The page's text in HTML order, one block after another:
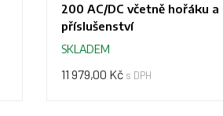
200 AC/DC včetně hořáku a
příslušenství
SKLADEM
11 979,00 Kč s DPH